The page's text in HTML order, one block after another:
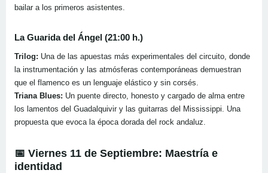
bailar a los primeros asistentes.
La Guarida del Ángel (21:00 h.)
Trilog: Una de las apuestas más experimentales del circuito, donde
la instrumentación y las atmósferas contemporáneas demuestran
que el flamenco es un lenguaje elástico y sin corsés.
Triana Blues: Un puente directo, honesto y cargado de alma entre
los lamentos del Guadalquivir y las guitarras del Mississippi. Una
propuesta que evoca la época dorada del rock andaluz.
📅 Viernes 11 de Septiembre: Maestría e
identidad